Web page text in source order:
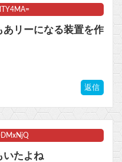
あリーになる装置を作
返信
いたよね